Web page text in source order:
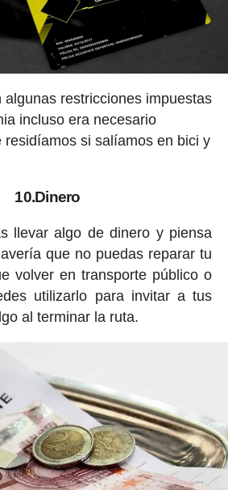
algunas restricciones impuestas
incluso era necesario
residíamos si salíamos en bici y
10.Dinero
llevar algo de dinero y piensa
que no puedas reparar tu
volver en transporte público o
utilizarlo para invitar a tus
al terminar la ruta.